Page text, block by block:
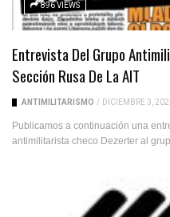
896 VIEWS
Entrevista Del Grupo
Sección Rusa De La AIT
ANTIMILITARISMO / DICIEMBRE 3,
Publicamos a continuación una
antimilitarista checo Dezerter al